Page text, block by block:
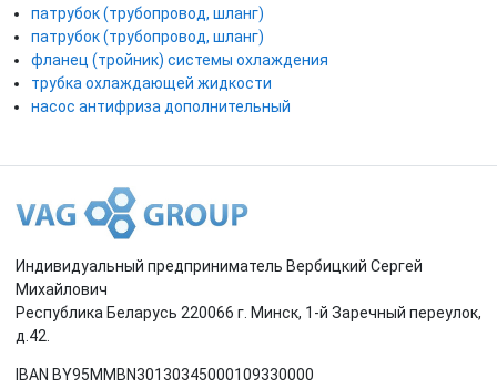
патрубок (трубопровод, шланг)
патрубок (трубопровод, шланг)
фланец (тройник) системы охлаждения
трубка охлаждающей жидкости
насос антифриза дополнительный
Индивидуальный предприниматель Вербицкий Сергей
Михайлович
Республика Беларусь 220066 г. Минск, 1-й Заречный переулок,
д.42.
IBAN BY95MMBN30130345000109330000